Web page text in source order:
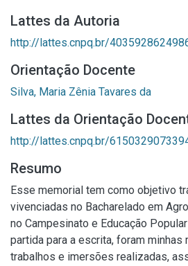
Lattes da Autoria
http://lattes.cnpq.br/
Orientação Docente
Silva, Maria Zênia Tavares da
Lattes da Orientação
http://lattes.cnpq.br/
Resumo
Esse memorial tem como objetivo
vivenciadas no Bacharelado em
no Campesinato e Educação
partida para a escrita, foram
trabalhos e imersões realizadas,